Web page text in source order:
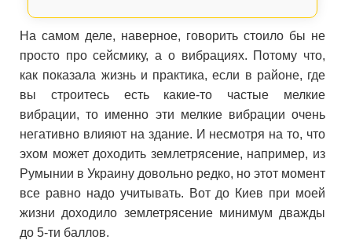
На самом деле, наверное, говорить стоило бы не
просто про сейсмику, а о вибрациях. Потому что,
как показала жизнь и практика, если в районе, где
вы строитесь есть какие-то частые мелкие
вибрации, то именно эти мелкие вибрации очень
негативно влияют на здание. И несмотря на то, что
эхом может доходить землетрясение, например, из
Румынии в Украину довольно редко, но этот момент
все равно надо учитывать. Вот до Киев при моей
жизни доходило землетрясение минимум дважды
до 5-ти баллов.